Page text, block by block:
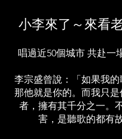
小李來了～來看
唱過近50個城市 共赴一
李宗盛曾說：「如果我的
那他就是你的。而我只
者，擁有其千分之一。
害，是聽歌的都有